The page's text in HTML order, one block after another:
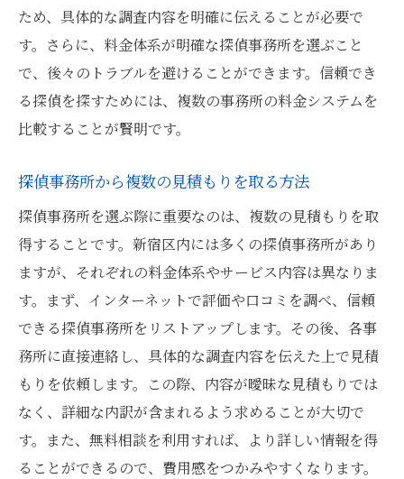
ため、具体的な調査内容を明確に伝えることが必要で
す。さらに、料金体系が明確な探偵事務所を選ぶこと
で、後々のトラブルを避けることができます。信頼でき
る探偵を探すためには、複数の事務所の料金システムを
比較することが賢明です。
探偵事務所から複数の見積もりを取る方法
探偵事務所を選ぶ際に重要なのは、複数の見積もりを取
得することです。新宿区内には多くの探偵事務所があり
ますが、それぞれの料金体系やサービス内容は異なりま
す。まず、インターネットで評価や口コミを調べ、信頼
できる探偵事務所をリストアップします。その後、各事
務所に直接連絡し、具体的な調査内容を伝えた上で見積
もりを依頼します。この際、内容が曖昧な見積もりでは
なく、詳細な内訳が含まれるよう求めることが大切で
す。また、無料相談を利用すれば、より詳しい情報を得
ることができるので、費用感をつかみやすくなります。